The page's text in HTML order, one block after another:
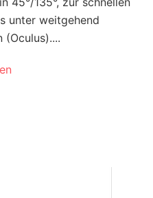
unter weitgehend
(Oculus)....